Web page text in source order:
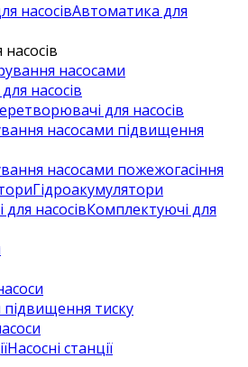
Автоматика для
насосами
насосів
для насосів
насосами підвищення
насосами пожежогасіння
Гідроакумулятори
Комплектуючі для
підвищення тиску
Насосні станції